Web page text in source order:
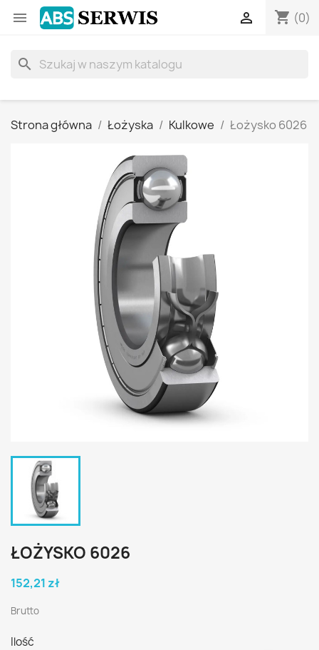
 shopping_cart (0)

search
Strona główna Łożyska Kulkowe Łożysko 6026
ŁOŻYSKO 6026
152,21 zł
Brutto
Ilość